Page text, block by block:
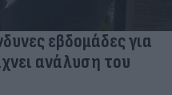
εβδομάδες για
ανάλυση του